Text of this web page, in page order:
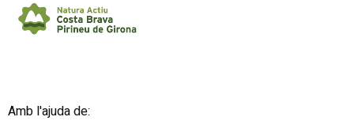
Amb l'ajuda de: